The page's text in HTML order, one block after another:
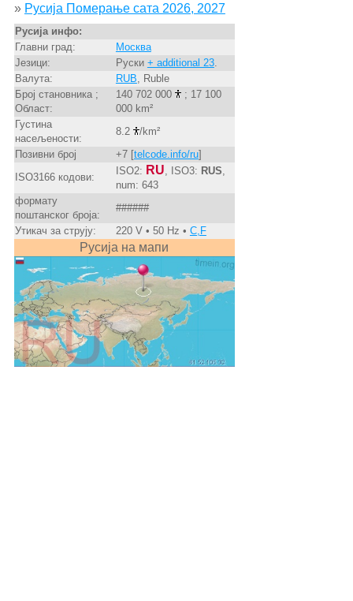
» Русија Померање сата 2026, 2027
Русија инфо:
Главни град:
Москва
Језици:
Руски + additional 23.
Валута:
RUB , Ruble
Број становника ;
Област:
140 702 000
; 17 100
000 km²
Густина
насељености:
8.2
/km²
Позивни број
+7 [telcode.info/ru]
ISO3166 кодови:
ISO2: RU , ISO3: RUS
num: 643
формату
поштанског броја:
######
Утикач за струју:
220 V • 50 Hz • C,F
Русија на мапи